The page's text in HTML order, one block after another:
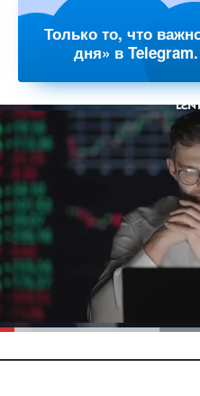
Только то, что
дня» в